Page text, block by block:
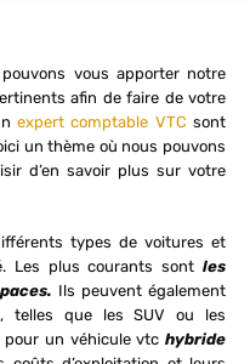
vous apporter notre
afin de faire de votre
expert comptable VTC sont
un thème où nous pouvons
d’en savoir plus sur votre
types de voitures et
Les plus courants sont les
Ils peuvent également
telles que les SUV ou les
un véhicule vtc hybride